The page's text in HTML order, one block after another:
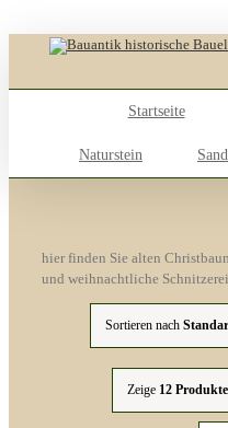
content
Startseite
Naturstein
hier finden Sie alten
und weihnachtliche
Sortieren nach
Zeige 12 Produkte